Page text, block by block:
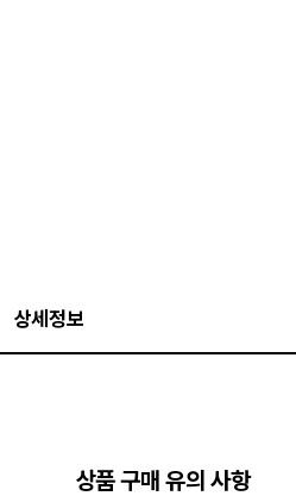
상세정보
상품 구매 유의 사항